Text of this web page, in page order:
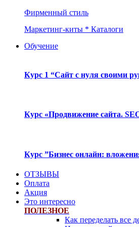
Фирменный стиль
Маркетинг-киты * Каталоги
Обучение
Курс 1 “Сайт с нуля своими
Курс «Продвижение сайта.
Курс ”Бизнес онлайн:
ОТЗЫВЫ
Оплата
Акция
Это интересно
ПОЛЕЗНОЕ
Как переделать все